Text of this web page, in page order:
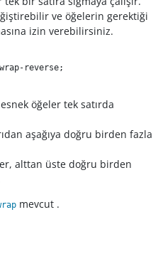
ve öğelerin gerektiği
izin verebilirsiniz.
reverse;
öğeler tek satırda
aşağıya doğru birden fazla
alttan üste doğru birden
mevcut .